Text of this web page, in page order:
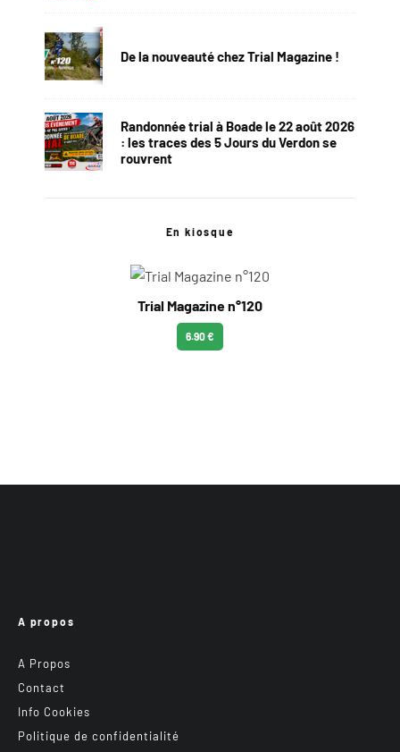
De la nouveauté chez Trial Magazine !
Randonnée trial à Boade le 22 août 2026
: les traces des 5 Jours du Verdon se
rouvrent
En kiosque
Trial Magazine n°120
6.90 €
A propos
A Propos
Contact
Info Cookies
Politique de confidentialité